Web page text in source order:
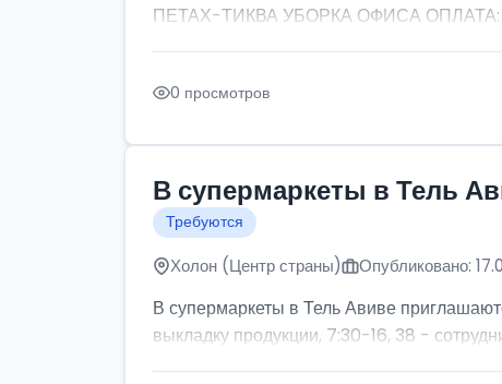
ПЕТАХ-ТИКВА УБОРКА ОФИСА ОПЛАТА:
0 просмотров
В супермаркеты в Тель
Требуются
Холон (Центр страны) Опубликовано:
В супермаркеты в Тель Авиве
выкладку продукции, 7:30-16, 38 -